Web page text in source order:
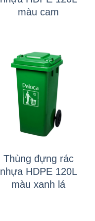
màu cam
Thùng đựng rác
nhựa HDPE 120L
màu xanh lá